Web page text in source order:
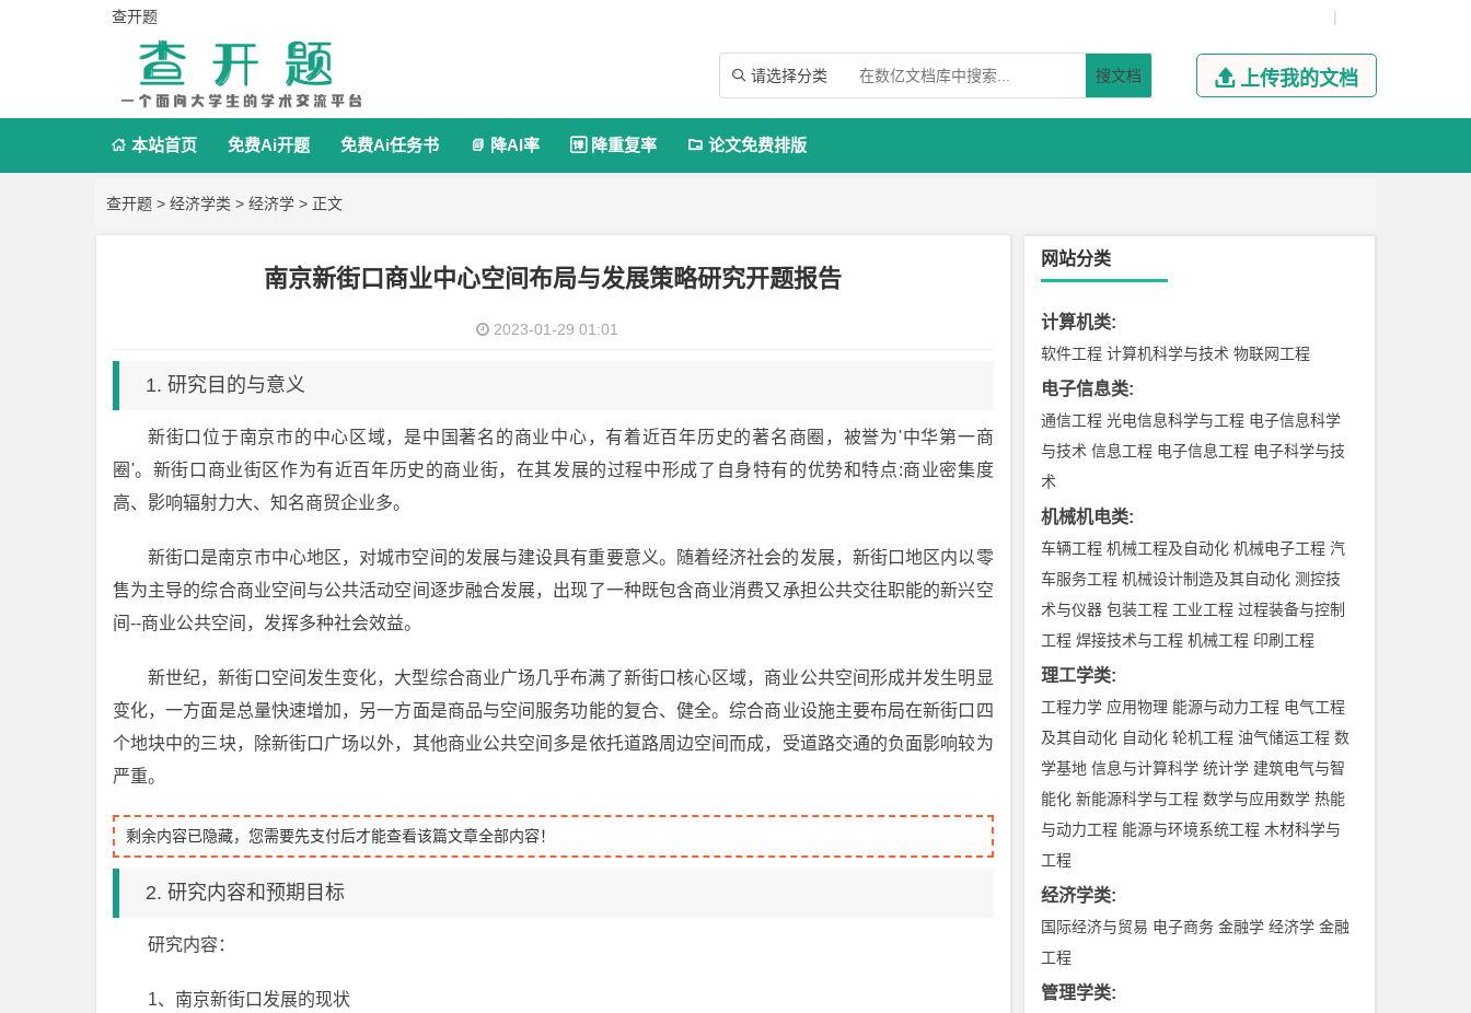
查开题 |
 请选择分类 搜文档  上传我的文档
 本站首页 免费Ai开题 免费Ai任务书  降AI率  降重复率  论文免费排版
查开题 > 经济学类 > 经济学 > 正文
南京新街口商业中心空间布局与发展策略研究开题报告
2023-01-29 01:01
1. 研究目的与意义
新街口位于南京市的中心区域，是中国著名的商业中心，有着近百年历史的著名商圈，被誉为'中华第一商
圈'。新街口商业街区作为有近百年历史的商业街，在其发展的过程中形成了自身特有的优势和特点:商业密集度
高、影响辐射力大、知名商贸企业多。
新街口是南京市中心地区，对城市空间的发展与建设具有重要意义。随着经济社会的发展，新街口地区内以零
售为主导的综合商业空间与公共活动空间逐步融合发展，出现了一种既包含商业消费又承担公共交往职能的新兴空
间--商业公共空间，发挥多种社会效益。
新世纪，新街口空间发生变化，大型综合商业广场几乎布满了新街口核心区域，商业公共空间形成并发生明显
变化，一方面是总量快速增加，另一方面是商品与空间服务功能的复合、健全。综合商业设施主要布局在新街口四
个地块中的三块，除新街口广场以外，其他商业公共空间多是依托道路周边空间而成，受道路交通的负面影响较为
严重。
剩余内容已隐藏，您需要先支付后才能查看该篇文章全部内容！
2. 研究内容和预期目标
研究内容：
1、南京新街口发展的现状
网站分类
计算机类:
软件工程 计算机科学与技术 物联网工程
电子信息类:
通信工程 光电信息科学与工程 电子信息科学
与技术 信息工程 电子信息工程 电子科学与技
术
机械机电类:
车辆工程 机械工程及自动化 机械电子工程 汽
车服务工程 机械设计制造及其自动化 测控技
术与仪器 包装工程 工业工程 过程装备与控制
工程 焊接技术与工程 机械工程 印刷工程
理工学类:
工程力学 应用物理 能源与动力工程 电气工程
及其自动化 自动化 轮机工程 油气储运工程 数
学基地 信息与计算科学 统计学 建筑电气与智
能化 新能源科学与工程 数学与应用数学 热能
与动力工程 能源与环境系统工程 木材科学与
工程
经济学类:
国际经济与贸易 电子商务 金融学 经济学 金融
工程
管理学类: